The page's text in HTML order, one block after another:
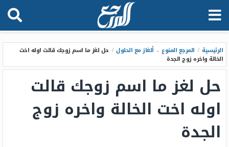
الرئيسية / المرجع المنوع ، ألغاز مع الحلول / حل لغز ما اسم زوجك قالت اوله اخت
الخالة واخره زوج الجدة
حل لغز ما اسم زوجك قالت
اوله اخت الخالة واخره زوج
الجدة